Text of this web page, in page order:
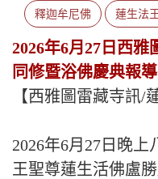
釋迦牟尼佛 蓮生法
2026年6月27日西
同修暨浴佛慶典報導
【西雅圖雷藏寺訊/
2026年6月27日晚
王聖尊蓮生活佛盧